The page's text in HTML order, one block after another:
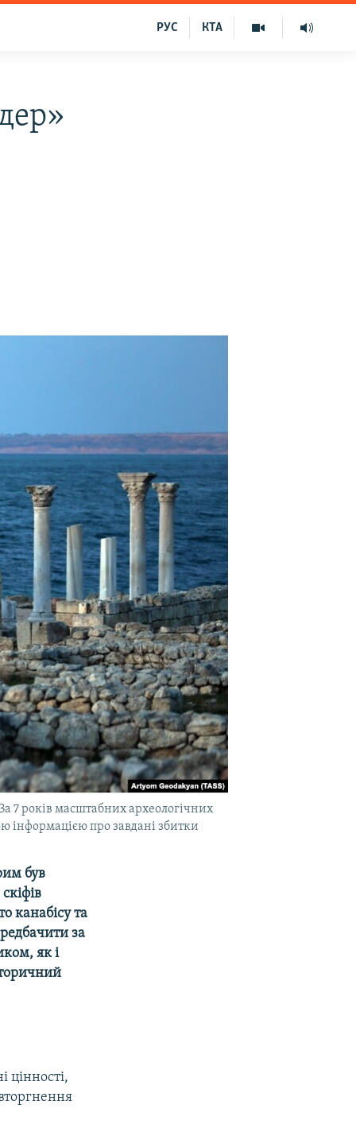
КТА
РУС
7 років масштабних археологічних
інформацією про завдані збитки
був
канабісу та
за
як і
цінності,